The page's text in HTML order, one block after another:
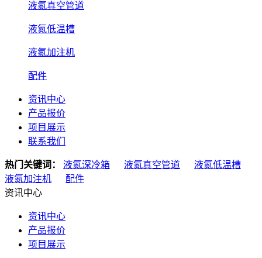
液氮真空管道
液氮低温槽
液氮加注机
配件
资讯中心
产品报价
项目展示
联系我们
热门关键词： 液氮深冷箱 液氮真空管道
液氮低温槽
液氮加注机
配件
资讯中心
资讯中心
产品报价
项目展示